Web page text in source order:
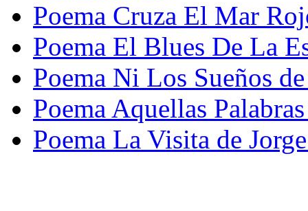
Poema Cruza El Mar
Poema El Blues De La
Poema Ni Los Sueños
Poema Aquellas
Poema La Visita de